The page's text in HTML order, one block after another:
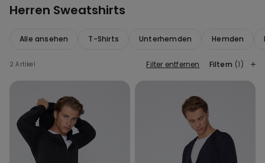
Herren Sweatshirts
Alle ansehen T-Shirts Unterhemden Hemden
2 Artikel Filter entfernen Filtern (1)